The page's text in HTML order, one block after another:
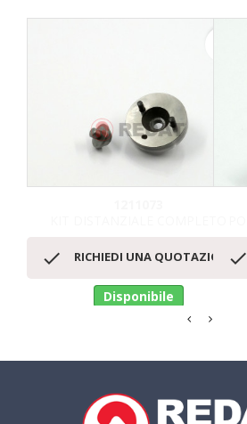
 RICHIEDI UNA QUOTAZIONE
Disponibile
